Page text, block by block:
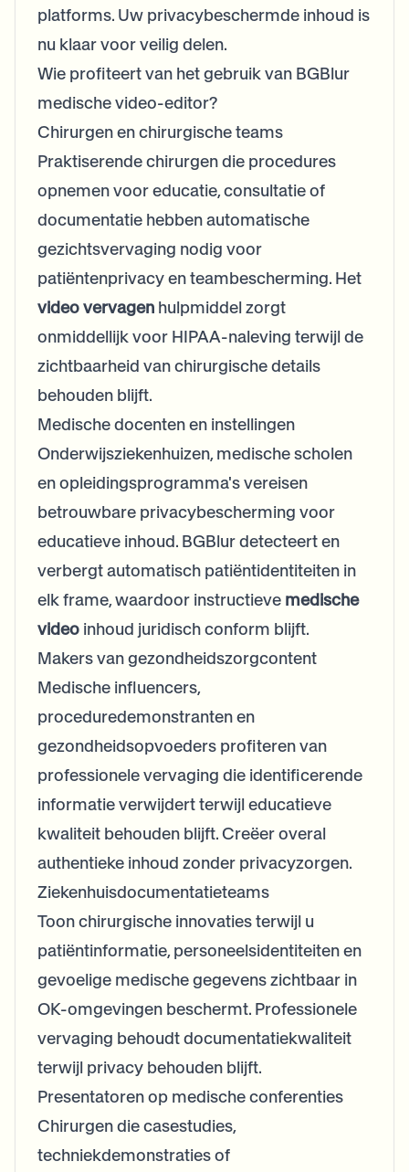
platforms. Uw privacybeschermde inhoud is
nu klaar voor veilig delen.
Wie profiteert van het gebruik van BGBlur
medische video-editor?
Chirurgen en chirurgische teams
Praktiserende chirurgen die procedures
opnemen voor educatie, consultatie of
documentatie hebben automatische
gezichtsvervaging nodig voor
patiëntenprivacy en teambescherming. Het
video vervagen hulpmiddel zorgt
onmiddellijk voor HIPAA-naleving terwijl de
zichtbaarheid van chirurgische details
behouden blijft.
Medische docenten en instellingen
Onderwijsziekenhuizen, medische scholen
en opleidingsprogramma's vereisen
betrouwbare privacybescherming voor
educatieve inhoud. BGBlur detecteert en
verbergt automatisch patiëntidentiteiten in
elk frame, waardoor instructieve medische
video inhoud juridisch conform blijft.
Makers van gezondheidszorgcontent
Medische influencers,
proceduredemonstranten en
gezondheidsopvoeders profiteren van
professionele vervaging die identificerende
informatie verwijdert terwijl educatieve
kwaliteit behouden blijft. Creëer overal
authentieke inhoud zonder privacyzorgen.
Ziekenhuisdocumentatieteams
Toon chirurgische innovaties terwijl u
patiëntinformatie, personeelsidentiteiten en
gevoelige medische gegevens zichtbaar in
OK-omgevingen beschermt. Professionele
vervaging behoudt documentatiekwaliteit
terwijl privacy behouden blijft.
Presentatoren op medische conferenties
Chirurgen die casestudies,
techniekdemonstraties of